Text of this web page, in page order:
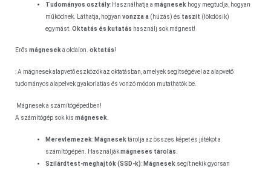
Tudományos osztály: Használhatja amágnesek hogy megtudja, hogyan
működnek. Láthatja, hogyanvonzza a (húzás) és taszít (lökdösik)
egymást.Oktatás és kutatás használj sok mágnest!
Erősmágnesek a oldalon.oktatás!
: A mágnesek alapvető eszközök az oktatásban, amelyek segítségével az alapvető
tudományos alapelvek gyakorlatias és vonzó módon mutathatók be.
Mágnesek a számítógépedben!
A számítógép sok kismágnesek
Merevlemezek: Mágnesek tárolja az összes képet és játékot a
számítógépén. Használjákmágneses tárolás
Szilárdtest-meghajtók (SSD-k): Mágnesek segít nekik gyorsan